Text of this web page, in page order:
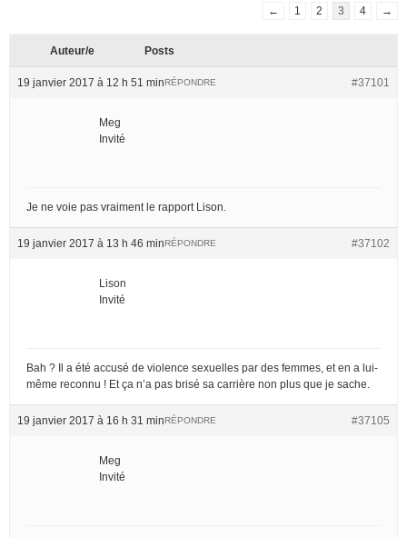
←
1 2 3 4 →
Auteur/e Posts
19 janvier 2017 à 12 h 51 min #37101
RÉPONDRE
Meg
Invité
Je ne voie pas vraiment le rapport Lison.
19 janvier 2017 à 13 h 46 min #37102
RÉPONDRE
Lison
Invité
Bah ? Il a été accusé de violence sexuelles par des femmes, et en a lui-
même reconnu ! Et ça n’a pas brisé sa carrière non plus que je sache.
19 janvier 2017 à 16 h 31 min #37105
RÉPONDRE
Meg
Invité